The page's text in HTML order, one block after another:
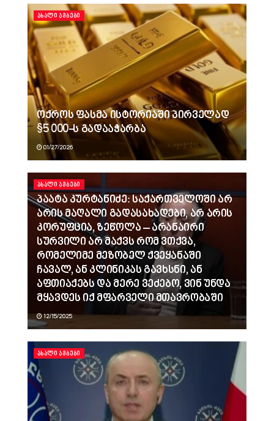
ᲐᲮᲐᲚᲘ ᲐᲛᲑᲔᲑᲘ
ოქროს ფასმა ისტორიაში პირველად
$5 000-ს გადააჭარბა
01/27/2026
ᲐᲮᲐᲚᲘ ᲐᲛᲑᲔᲑᲘ
პაატა კურტანიძე: საქართველოში არ
არის მაღალი გადასახადები, არ არის
კორუფცია, ზეწოლა – არანაირი
სურვილი არ მაქვს რომ ვთქვა,
რომელიმე მეზობელ ქვეყანაში
ჩავალ, ან კლინიკას გავხსნი, ან
აფთიაქებს და მერე ვეძებო, ვინ უნდა
მყავდეს იქ მფარველი მთავრობაში
12/15/2025
ᲐᲮᲐᲚᲘ ᲐᲛᲑᲔᲑᲘ